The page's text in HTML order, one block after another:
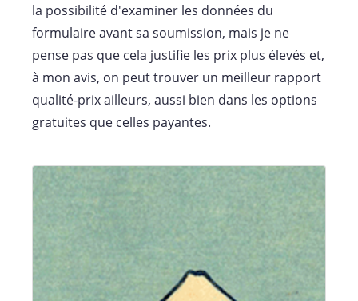
la possibilité d'examiner les données du
formulaire avant sa soumission, mais je ne
pense pas que cela justifie les prix plus élevés et,
à mon avis, on peut trouver un meilleur rapport
qualité-prix ailleurs, aussi bien dans les options
gratuites que celles payantes.